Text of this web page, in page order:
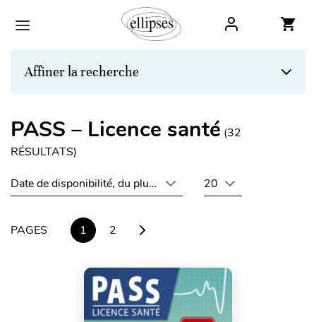
Affiner la recherche
PASS – Licence santé (32
RÉSULTATS)
Date de disponibilité, du plus récent au plus ancien
20
PAGES 1 2